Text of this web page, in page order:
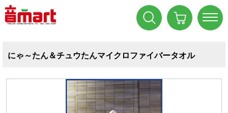
にゃ～たん＆チュウたんマイクロファイバータオル